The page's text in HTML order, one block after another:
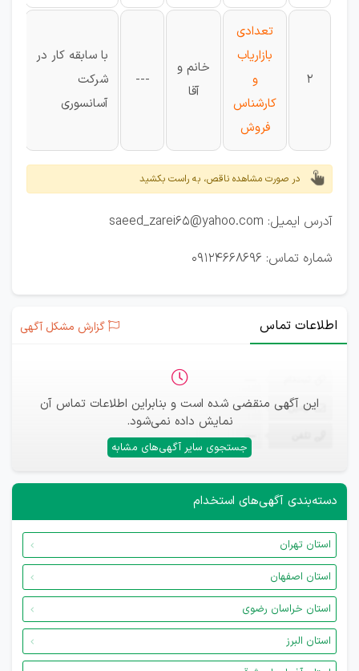
2
تعدادی
بازاریاب
و
کارشناس
فروش
خانم و
آقا
---
با سابقه کار در
شرکت
آسانسوری
در صورت مشاهده ناقص، به راست بکشید
آدرس ایمیل: saeed_zarei65@yahoo.com
شماره تماس: 09124668696
اطلاعات تماس گزارش مشکل آگهی
این آگهی منقضی شده است و بنابراین اطلاعات تماس آن
نمایش داده نمی‌شود.
جستجوی سایر آگهی‌های مشابه
ایمیل —
—
دسته‌بندی آگهی‌های استخدام
استان تهران
استان اصفهان
استان خراسان رضوی
استان البرز